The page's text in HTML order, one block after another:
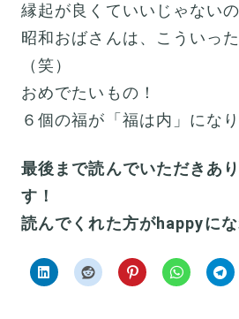
縁起が良くていいじゃないの
昭和おばさんは、こういっ
（笑）
おめでたいもの！
６個の福が「福は内」にな
最後まで読んでいただきあ
す！
読んでくれた方がhappyに